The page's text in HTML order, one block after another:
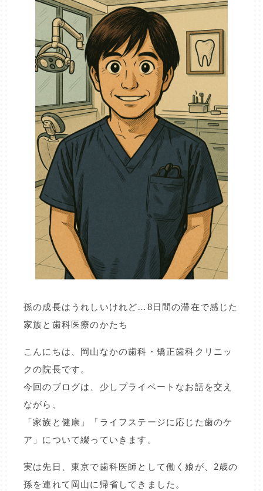
孫の成長はうれしいけれど…8日間の滞在で感じた
家族と歯科医療のかたち
こんにちは、岡山なかの歯科・矯正歯科クリニッ
クの院長です。
今回のブログは、少しプライベートなお話を交え
ながら、
「家族と健康」「ライフステージに応じた歯のケ
ア」について綴っていきます。
実は先日、東京で歯科医師として働く娘が、2歳の
孫を連れて岡山に帰省してきました。